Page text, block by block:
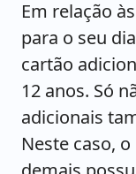
Em relação
para o seu
cartão
12 anos. Só
adicionais
Neste caso,